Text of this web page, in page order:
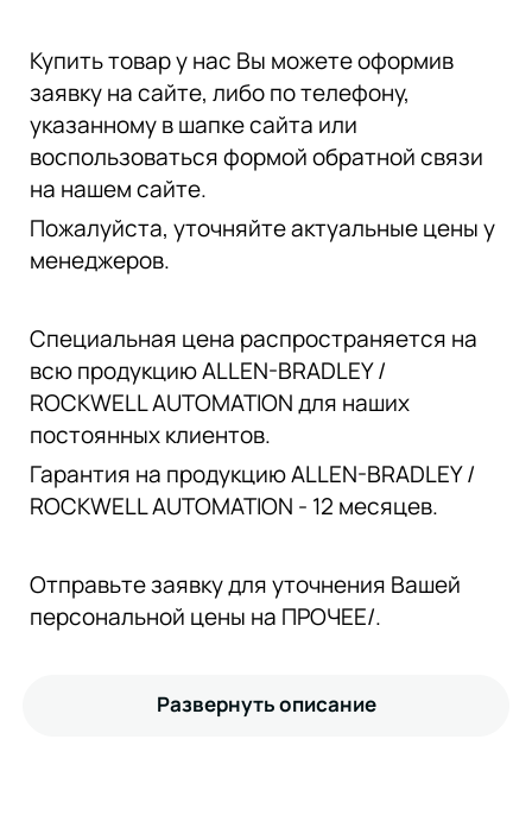
Купить товар у нас Вы можете оформив
заявку на сайте, либо по телефону,
указанному в шапке сайта или
воспользоваться формой обратной связи
на нашем сайте.
Пожалуйста, уточняйте актуальные цены у
менеджеров.
Специальная цена распространяется на
всю продукцию ALLEN-BRADLEY /
ROCKWELL AUTOMATION для наших
постоянных клиентов.
Гарантия на продукцию ALLEN-BRADLEY /
ROCKWELL AUTOMATION - 12 месяцев.
Отправьте заявку для уточнения Вашей
персональной цены на ПРОЧЕЕ/.
Развернуть описание